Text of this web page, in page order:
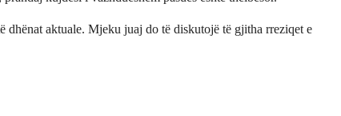
aktuale. Mjeku juaj do të diskutojë të gjitha rreziqet e